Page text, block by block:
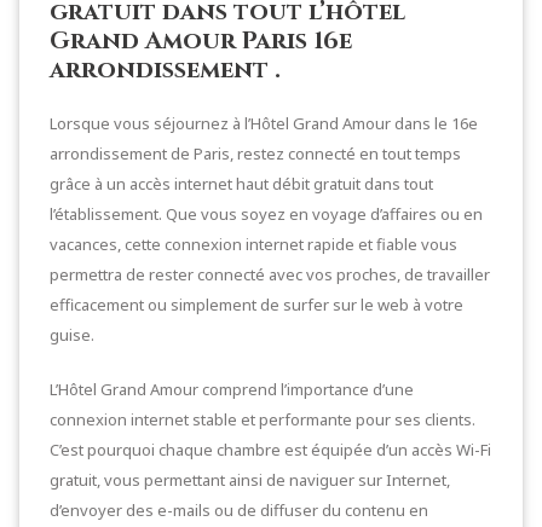
gratuit dans tout l’hôtel
Grand Amour Paris 16e
arrondissement .
Lorsque vous séjournez à l’Hôtel Grand Amour dans le 16e
arrondissement de Paris, restez connecté en tout temps
grâce à un accès internet haut débit gratuit dans tout
l’établissement. Que vous soyez en voyage d’affaires ou en
vacances, cette connexion internet rapide et fiable vous
permettra de rester connecté avec vos proches, de travailler
efficacement ou simplement de surfer sur le web à votre
guise.
L’Hôtel Grand Amour comprend l’importance d’une
connexion internet stable et performante pour ses clients.
C’est pourquoi chaque chambre est équipée d’un accès Wi-Fi
gratuit, vous permettant ainsi de naviguer sur Internet,
d’envoyer des e-mails ou de diffuser du contenu en